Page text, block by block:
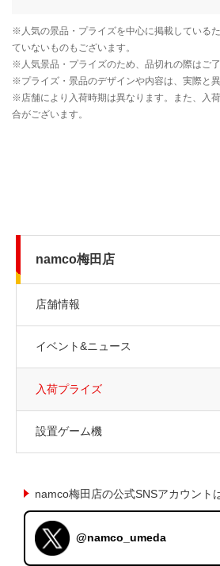
namco梅田店
店舗情報
イベント&ニュース
入荷プライズ
設置ゲーム機
namco梅田店の公式SNSアカウント
@namco_umeda